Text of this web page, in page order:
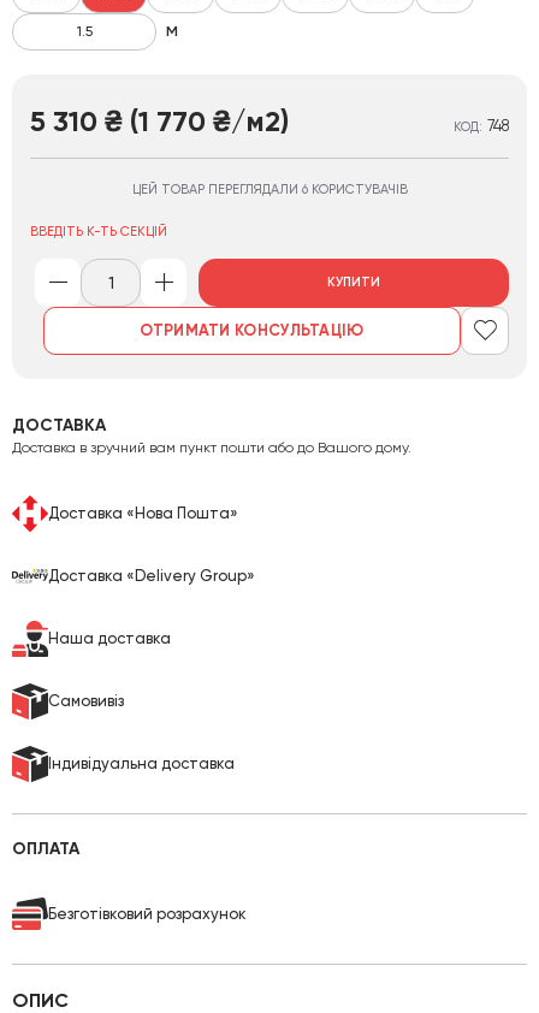
м
5 310 ₴ (1 770 ₴/м2) КОД: 748
ЦЕЙ ТОВАР ПЕРЕГЛЯДАЛИ 6 КОРИСТУВАЧІВ
ВВЕДІТЬ К-ТЬ СЕКЦІЙ
КУПИТИ
ОТРИМАТИ КОНСУЛЬТАЦІЮ
ДОСТАВКА
Доставка в зручний вам пункт пошти або до Вашого дому.
Доставка «Нова Пошта»
Доставка «Delivery Group»
Наша доставка
Cамовивіз
Індивідуальна доставка
ОПЛАТА
Безготівковий розрахунок
ОПИС